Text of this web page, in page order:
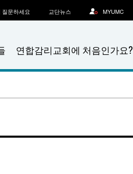
연합감리교회에 처음인가요?
질문하세요 교단뉴스 MYUMC